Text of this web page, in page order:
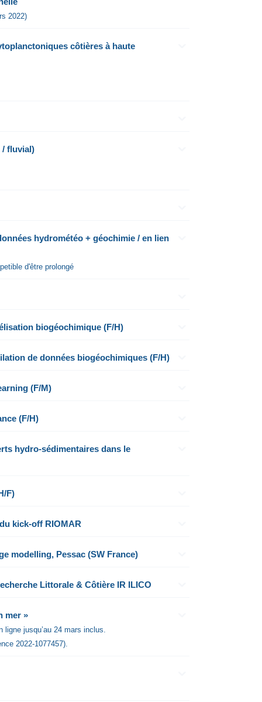
2022)
côtières à haute
/ fluvial)
d'être prolongé
biogéochimique (F/H)
de données biogéochimiques (F/H)
(F/M)
(F/H)
F)
kick-off RIOMAR
modelling, Pessac (SW France)
Littorale & Côtière IR ILICO
mer »
jusqu’au 24 mars inclus.
2022-1077457).